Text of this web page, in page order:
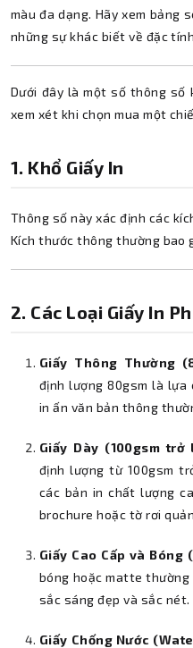
màu đa dạng. Hãy xem bảng
những sự khác biết về đặc
Dưới đây là một số thông số
xem xét khi chọn mua một
1. Khổ Giấy In
Thông số này xác định các
Kích thước thông thường bao
2. Các Loại Giấy In
Giấy Thông Thường
định lượng 80gsm là lựa
in ấn văn bản thông
Giấy Dày (100gsm
định lượng từ 100gsm
các bản in chất lượng
brochure hoặc tờ rơi
Giấy Cao Cấp và
bóng hoặc matte thường
sắc sáng đẹp và sắc nét.
Giấy Chống Nước